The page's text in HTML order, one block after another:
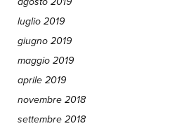
luglio 2019
giugno 2019
maggio 2019
aprile 2019
novembre 2018
settembre 2018